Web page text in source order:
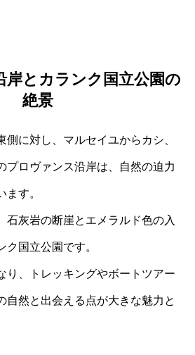
岸とカランク国立公園の
絶景
側に対し、マルセイユからカシ、
プロヴァンス沿岸は、自然の迫力
ます。
石灰岩の断崖とエメラルド色の入
ク国立公園です。
り、トレッキングやボートツアー
自然と出会える点が大きな魅力と